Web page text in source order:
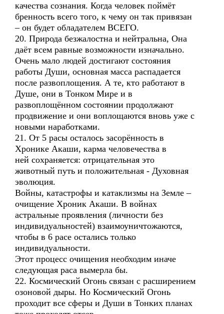
качества сознания. Когда человек поймёт
бренность всего того, к чему он так привязан
– он будет обладателем ВСЕГО.
20. Природа безжалостна и нейтральна, Она
даёт всем равные возможности изначально.
Очень мало людей достигают состояния
работы Души, основная масса распадается
после развоплощения. А те, кто работают в
Душе, они в Тонком Мире и в
развоплощённом состоянии продолжают
продвижение и они воплощаются вновь уже с
новыми наработками.
21. От 5 расы осталось засорённость в
Хронике Акаши, карма человечества в
ней сохраняется: отрицательная это
животный путь и положительная - Духовная
эволюция.
Войны, катастрофы и катаклизмы на Земле –
очищение Хроник Акаши. В войнах
астральные проявления (личности без
индивидуальностей) взаимоуничтожаются,
чтобы в 6 расе остались только
индивидуальности.
Этот процесс очищения необходим иначе
следующая раса вымерла бы.
22. Космический Огонь связан с расширением
озоновой дыры. Но Космический Огонь
проходит все сферы и Души в Тонких планах